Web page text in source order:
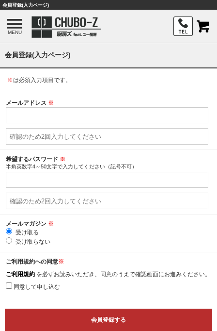
会員登録(入力ページ)
MENU
会員登録(入力ページ)
※は必須入力項目です。
メールアドレス ※
希望するパスワード ※
半角英数字4～50文字で入力してください（記号不可）
メールマガジン ※
受け取る
受け取らない
ご利用規約への同意※
ご利用規約 を必ずお読みいただき、同意のうえで確認画面にお進みください。
同意して申し込む